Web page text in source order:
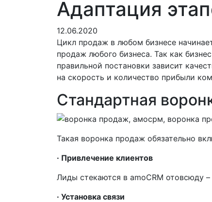
Адаптация
12.06.2020
Цикл продаж в любом бизнесе
продаж любого бизнеса. Так как
правильной постановки зависит
на скорость и количество прибыли
Стандартная
Такая воронка продаж обязательно
· Привлечение клиентов
Лиды стекаются в amoCRM отовсюду
· Установка связи